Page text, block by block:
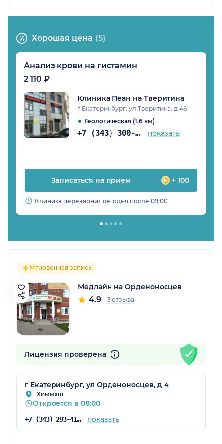
Хорошая цена (5)
Анализ крови на гистамин
2 110 ₽
Клиника Пеан на Тверитина
г Екатеринбург, ул Тверитина, д 46
Геологическая (1.6 км)
+7 (343) 300-88-69 показать
Записаться на прием + 100
Клиника перезвонит сегодня после 09:00
Мгновенная запись
Медлайн на Орденоносцев
4.9 3 отзыва
Лицензия проверена
г Екатеринбург, ул Орденоносцев, д 4
Химмаш
Откроется в 08:00
+7 (343) 293-41-38 показать